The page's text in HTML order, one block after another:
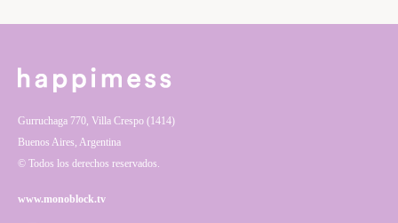
Gurruchaga 770, Villa Crespo (1414)
Buenos Aires, Argentina
© Todos los derechos reservados.
www.monoblock.tv